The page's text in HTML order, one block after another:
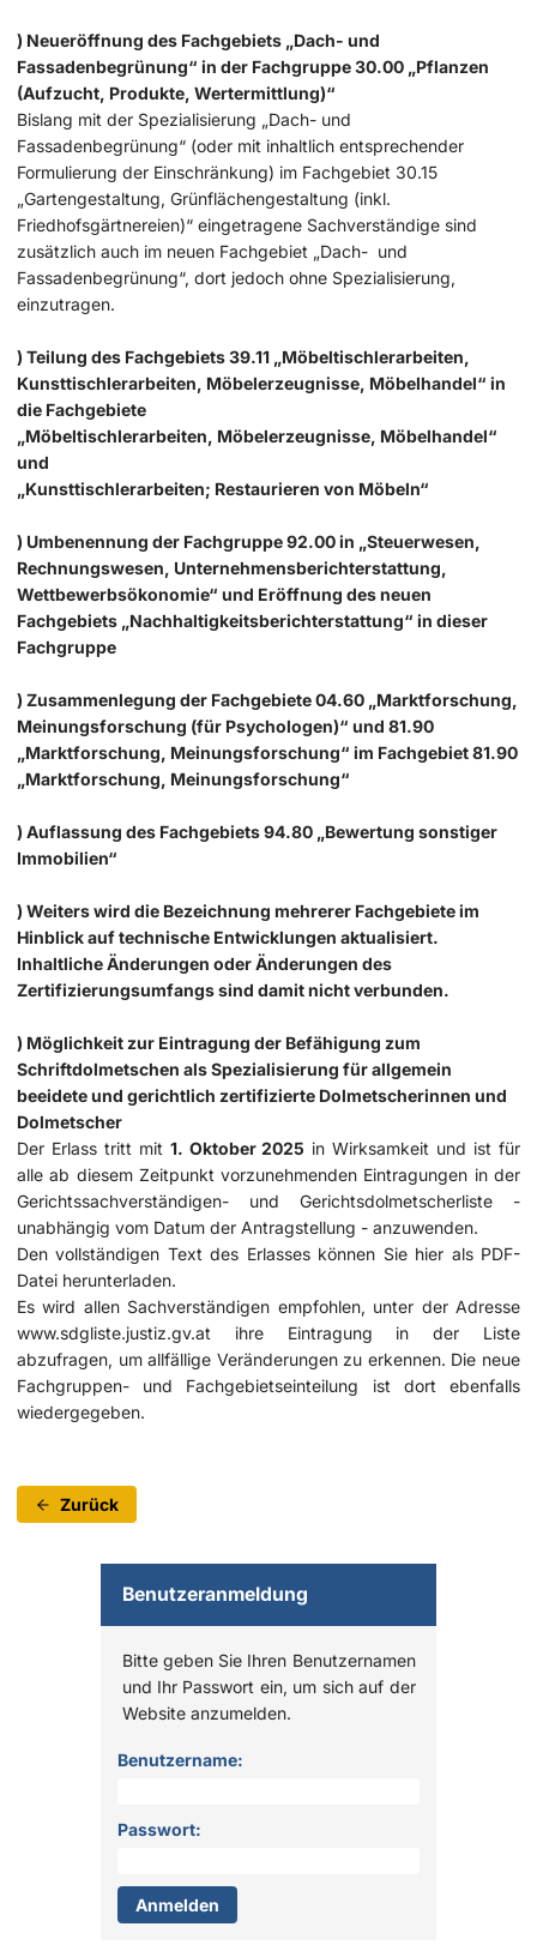
) Neueröffnung des Fachgebiets „Dach- und
Fassadenbegrünung“ in der Fachgruppe 30.00 „Pflanzen
(Aufzucht, Produkte, Wertermittlung)“
Bislang mit der Spezialisierung „Dach- und
Fassadenbegrünung“ (oder mit inhaltlich entsprechender
Formulierung der Einschränkung) im Fachgebiet 30.15
„Gartengestaltung, Grünflächengestaltung (inkl.
Friedhofsgärtnereien)“ eingetragene Sachverständige sind
zusätzlich auch im neuen Fachgebiet „Dach- und
Fassadenbegrünung“, dort jedoch ohne Spezialisierung,
einzutragen.
) Teilung des Fachgebiets 39.11 „Möbeltischlerarbeiten,
Kunsttischlerarbeiten, Möbelerzeugnisse, Möbelhandel“ in
die Fachgebiete
„Möbeltischlerarbeiten, Möbelerzeugnisse, Möbelhandel“
und
„Kunsttischlerarbeiten; Restaurieren von Möbeln“
) Umbenennung der Fachgruppe 92.00 in „Steuerwesen,
Rechnungswesen, Unternehmensberichterstattung,
Wettbewerbsökonomie“ und Eröffnung des neuen
Fachgebiets „Nachhaltigkeitsberichterstattung“ in dieser
Fachgruppe
) Zusammenlegung der Fachgebiete 04.60 „Marktforschung,
Meinungsforschung (für Psychologen)“ und 81.90
„Marktforschung, Meinungsforschung“ im Fachgebiet 81.90
„Marktforschung, Meinungsforschung“
) Auflassung des Fachgebiets 94.80 „Bewertung sonstiger
Immobilien“
) Weiters wird die Bezeichnung mehrerer Fachgebiete im
Hinblick auf technische Entwicklungen aktualisiert.
Inhaltliche Änderungen oder Änderungen des
Zertifizierungsumfangs sind damit nicht verbunden.
) Möglichkeit zur Eintragung der Befähigung zum
Schriftdolmetschen als Spezialisierung für allgemein
beeidete und gerichtlich zertifizierte Dolmetscherinnen und
Dolmetscher
Der Erlass tritt mit 1. Oktober 2025 in Wirksamkeit und ist für
alle ab diesem Zeitpunkt vorzunehmenden Eintragungen in der
Gerichtssachverständigen- und Gerichtsdolmetscherliste -
unabhängig vom Datum der Antragstellung - anzuwenden.
Den vollständigen Text des Erlasses können Sie hier als PDF-
Datei herunterladen.
Es wird allen Sachverständigen empfohlen, unter der Adresse
www.sdgliste.justiz.gv.at ihre Eintragung in der Liste
abzufragen, um allfällige Veränderungen zu erkennen. Die neue
Fachgruppen- und Fachgebietseinteilung ist dort ebenfalls
wiedergegeben.
Zurück
Benutzeranmeldung
Bitte geben Sie Ihren Benutzernamen
und Ihr Passwort ein, um sich auf der
Website anzumelden.
Anmelden
Benutzername:
Passwort: